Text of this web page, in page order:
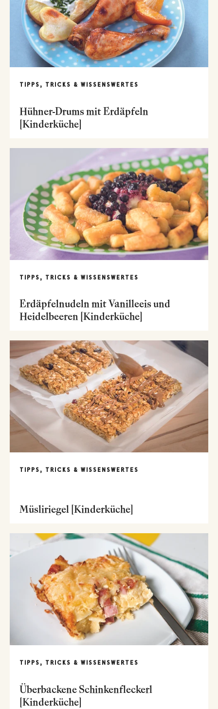
TIPPS, TRICKS & WISSENSWERTES
Hühner-Drums mit Erdäpfeln
[Kinderküche]
TIPPS, TRICKS & WISSENSWERTES
Erdäpfelnudeln mit Vanilleeis und
Heidelbeeren [Kinderküche]
TIPPS, TRICKS & WISSENSWERTES
Müsliriegel [Kinderküche]
TIPPS, TRICKS & WISSENSWERTES
Überbackene Schinkenfleckerl
[Kinderküche]